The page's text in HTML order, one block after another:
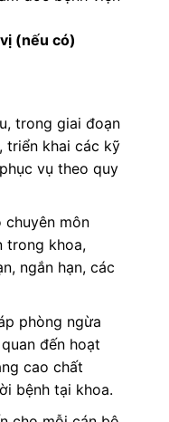
(nếu có)
trong giai đoạn
triển khai các kỹ
vụ theo quy
chuyên môn
trong khoa,
ngắn hạn, các
phòng ngừa
đến hoạt
cao chất
bệnh tại khoa.